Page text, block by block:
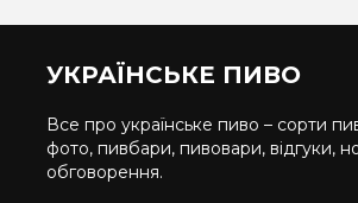
УКРАЇНСЬКЕ ПИВО
Все про українське пиво – сорти
фото, пивбари, пивовари, відгуки,
обговорення.